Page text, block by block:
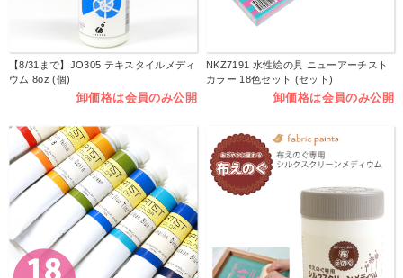
【8/31まで】JO305 テキスタイルメディ
ウム 8oz (個)
卸価格は会員のみ公開
NKZ7191 水性絵の具 ニューアーチスト
カラー 18色セット (セット)
卸価格は会員のみ公開